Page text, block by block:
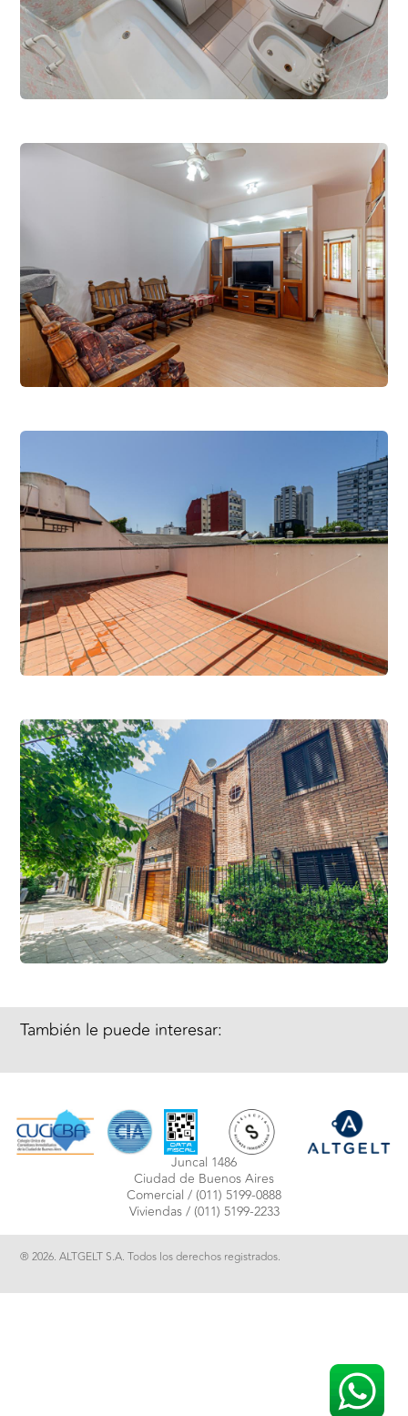
También le puede interesar:
Juncal 1486
Ciudad de Buenos Aires
Comercial /(011) 5199-0888
Viviendas /(011) 5199-2233
® 2026. ALTGELT S.A. Todos los derechos registrados.